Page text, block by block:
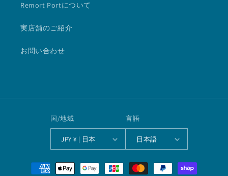
Remort Portについて
実店舗のご紹介
お問い合わせ
国/地域
JPY ¥ | 日本
言語
日本語